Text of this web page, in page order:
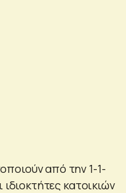
από την 1-1-
ιδιοκτήτες κατοικιών